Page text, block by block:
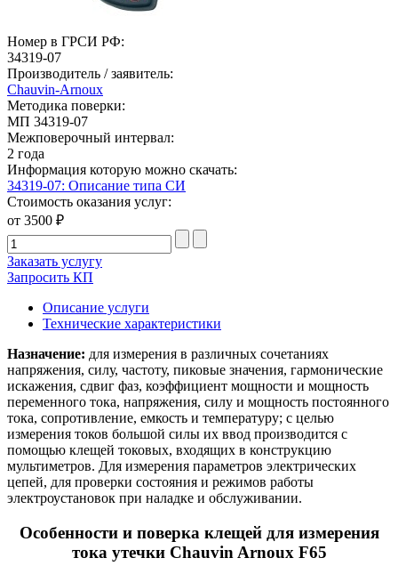
Номер в ГРСИ РФ:
34319-07
Производитель / заявитель:
Chauvin-Arnoux
Методика поверки:
МП 34319-07
Межповерочный интервал:
2 года
Информация которую можно скачать:
34319-07: Описание типа СИ
Стоимость оказания услуг:
от 3500 ₽
Заказать услугу
Запросить КП
Описание услуги
Технические характеристики
Назначение: для измерения в различных сочетаниях
напряжения, силу, частоту, пиковые значения, гармонические
искажения, сдвиг фаз, коэффициент мощности и мощность
переменного тока, напряжения, силу и мощность постоянного
тока, сопротивление, емкость и температуру; с целью
измерения токов большой силы их ввод производится с
помощью клещей токовых, входящих в конструкцию
мультиметров. Для измерения параметров электрических
цепей, для проверки состояния и режимов работы
электроустановок при наладке и обслуживании.
Особенности и поверка клещей для измерения
тока утечки Chauvin Arnoux F65